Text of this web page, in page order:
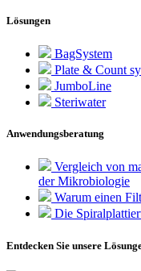
Lösungen
BagSystem
Plate & Count
JumboLine
Steriwater
Anwendungsberatung
Vergleich von
der Mikrobiologie
Warum einen
Die
Entdecken Sie unsere